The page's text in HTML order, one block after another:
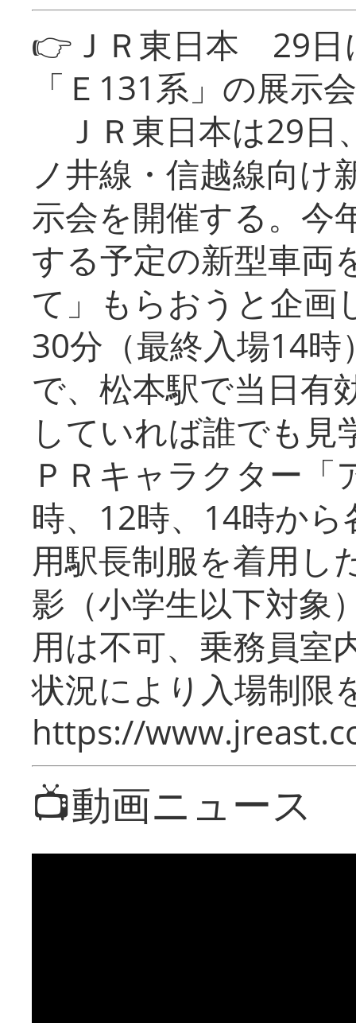
👉ＪＲ東日本 29日
「Ｅ131系」の展示会
ＪＲ東日本は29日
ノ井線・信越線向け
示会を開催する。今
する予定の新型車両
て」もらおうと企画
30分（最終入場14
で、松本駅で当日有
していれば誰でも
ＰＲキャラクター
時、12時、14時か
用駅長制服を着用し
影（小学生以下対象
用は不可、乗務員室
状況により入場制限
https://
📺動画ニュース